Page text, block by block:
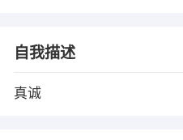
自我描述
真诚